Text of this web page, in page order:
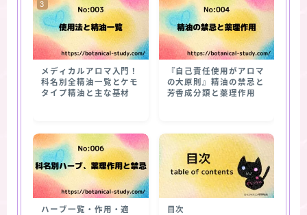
メディカルアロマ入門！
科名別全精油一覧とケモ
タイプ精油と主な基材
『自己責任使用がアロマ
の大原則』精油の禁忌と
芳香成分類と薬理作用
ハーブ一覧・作用・適
目次